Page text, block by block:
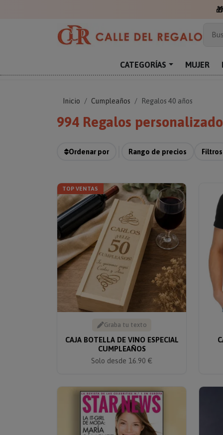
CATEGORÍAS MUJER
Inicio Cumpleaños Regalos 40 años
994 Regalos
Ordenar por Rango de precios Filtros
TOP VENTAS
Graba tu texto
CAJA BOTELLA DE VINO ESPECIAL
CUMPLEAÑOS
Solo desde 16.90 €